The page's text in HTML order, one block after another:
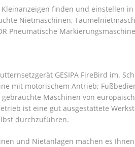
Kleinanzeigen finden und einstellen
Nietmaschinen,
Pneumatische
GESIPA FireBird im.
mit motorischem Antrieb;
Maschinen von
ist eine gut ausgestattete
durchzuführen.
und Nietanlagen machen es